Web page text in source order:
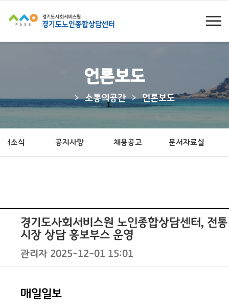
언론보도
소통의공간 언론보도
터소식 공지사항 채용공고 문서자료실
경기도사회서비스원 노인종합상담센터, 전통
시장 상담 홍보부스 운영
관리자 2025-12-01 15:01
매일일보